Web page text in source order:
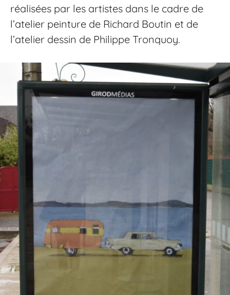
réalisées par les artistes dans le cadre de
l’atelier peinture de Richard Boutin et de
l’atelier dessin de Philippe Tronquoy.